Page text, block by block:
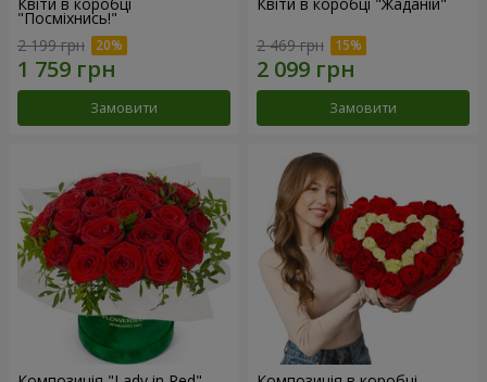
"Посміхнись!"
2 199 грн
Замовити
2 469 грн
Замовити